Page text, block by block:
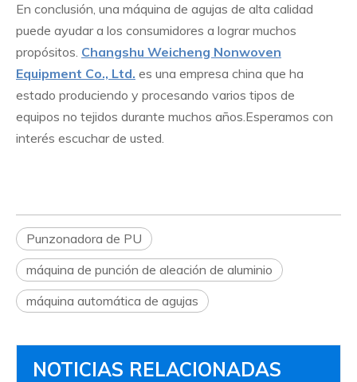
En conclusión, una máquina de agujas de alta calidad
puede ayudar a los consumidores a lograr muchos
propósitos. Changshu Weicheng Nonwoven
Equipment Co., Ltd. es una empresa china que ha
estado produciendo y procesando varios tipos de
equipos no tejidos durante muchos años.Esperamos con
interés escuchar de usted.
Punzonadora de PU
máquina de punción de aleación de aluminio
máquina automática de agujas
NOTICIAS RELACIONADAS